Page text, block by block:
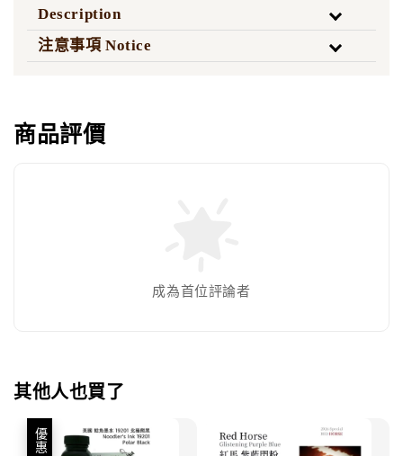
Description
注意事項 Notice
商品評價
成為首位評論者
其他人也買了
優惠